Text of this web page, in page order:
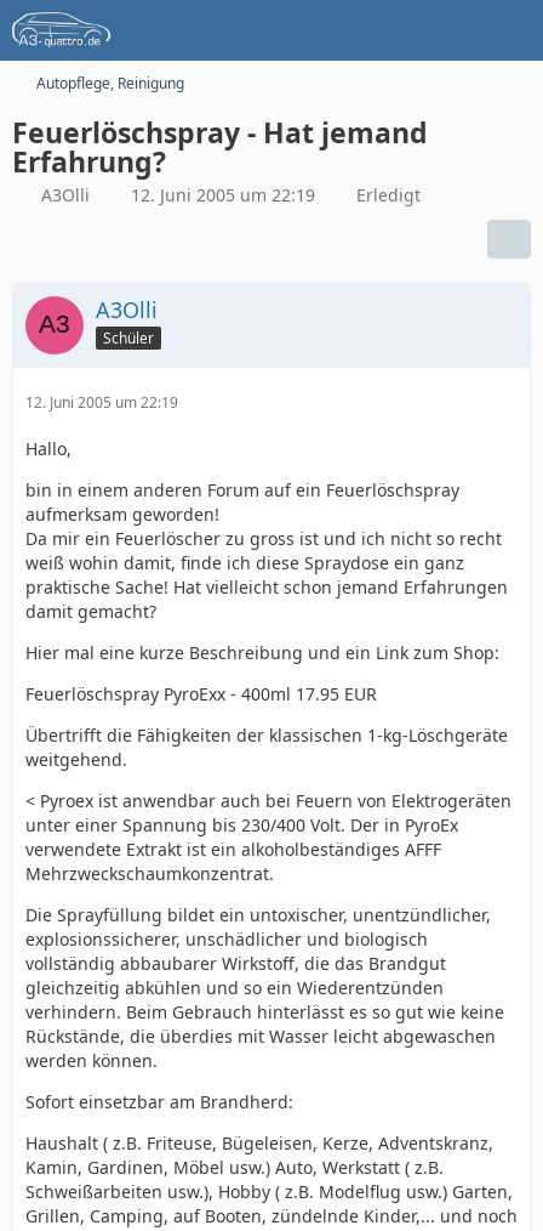
Autopflege, Reinigung
Feuerlöschspray - Hat jemand
Erfahrung?
A3Olli 12. Juni 2005 um 22:19 Erledigt
A3Olli
Schüler
12. Juni 2005 um 22:19
Hallo,
bin in einem anderen Forum auf ein Feuerlöschspray
aufmerksam geworden!
Da mir ein Feuerlöscher zu gross ist und ich nicht so recht
weiß wohin damit, finde ich diese Spraydose ein ganz
praktische Sache! Hat vielleicht schon jemand Erfahrungen
damit gemacht?
Hier mal eine kurze Beschreibung und ein Link zum Shop:
Feuerlöschspray PyroExx - 400ml 17.95 EUR
Übertrifft die Fähigkeiten der klassischen 1-kg-Löschgeräte
weitgehend.
< Pyroex ist anwendbar auch bei Feuern von Elektrogeräten
unter einer Spannung bis 230/400 Volt. Der in PyroEx
verwendete Extrakt ist ein alkoholbeständiges AFFF
Mehrzweckschaumkonzentrat.
Die Sprayfüllung bildet ein untoxischer, unentzündlicher,
explosionssicherer, unschädlicher und biologisch
vollständig abbaubarer Wirkstoff, die das Brandgut
gleichzeitig abkühlen und so ein Wiederentzünden
verhindern. Beim Gebrauch hinterlässt es so gut wie keine
Rückstände, die überdies mit Wasser leicht abgewaschen
werden können.
Sofort einsetzbar am Brandherd:
Haushalt ( z.B. Friteuse, Bügeleisen, Kerze, Adventskranz,
Kamin, Gardinen, Möbel usw.) Auto, Werkstatt ( z.B.
Schweißarbeiten usw.), Hobby ( z.B. Modelflug usw.) Garten,
Grillen, Camping, auf Booten, zündelnde Kinder,... und noch